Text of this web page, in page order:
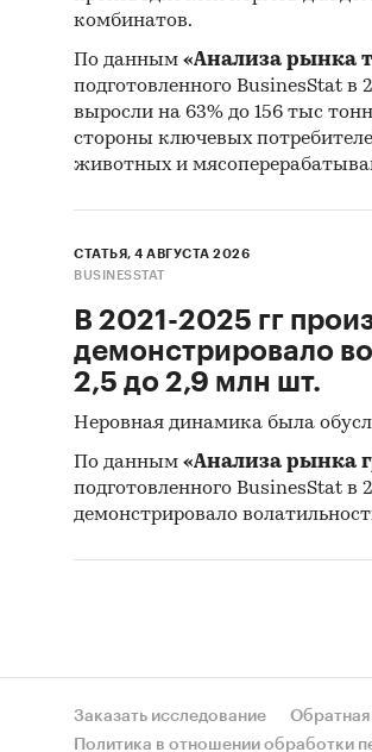
комбинатов.
По данным «Анализа рынка
подготовленного BusinesStat в
выросли на 63% до 156 тыс
стороны ключевых
животных и
СТАТЬЯ, 4 АВГУСТА 2026
BUSINESSTAT
В 2021-2025 гг
демонстрировало
2,5 до 2,9 млн шт.
Неровная динамика была
По данным «Анализа рынка
подготовленного BusinesStat в
демонстрировало
Заказать исследование Обратная
Политика в отношении обработки